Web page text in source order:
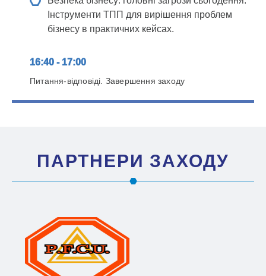
Інструменти ТПП для вирішення проблем
бізнесу в практичних кейсах.
16:40 - 17:00
Питання-відповіді. Завершення заходу
ПАРТНЕРИ ЗАХОДУ